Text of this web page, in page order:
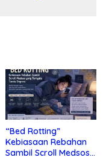
“Bed Rotting”
Kebiasaan Rebahan
Sambil Scroll Medsos